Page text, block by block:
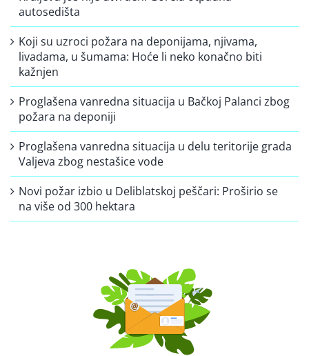
autosedišta
Koji su uzroci požara na deponijama, njivama,
livadama, u šumama: Hoće li neko konačno biti
kažnjen
Proglašena vanredna situacija u Bačkoj Palanci zbog
požara na deponiji
Proglašena vanredna situacija u delu teritorije grada
Valjeva zbog nestašice vode
Novi požar izbio u Deliblatskoj peščari: Proširio se
na više od 300 hektara